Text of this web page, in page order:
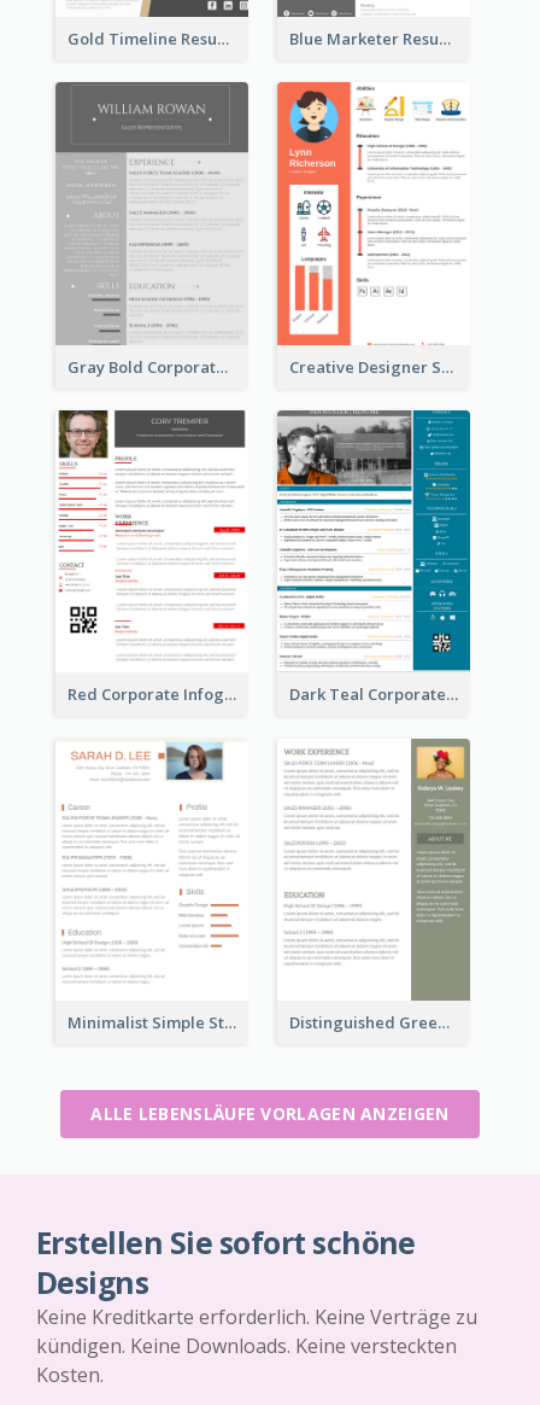
Gold Timeline Resume Blue Marketer Resume
Gray Bold Corporate Resume Creative Designer Student Resume
Red Corporate Infographic Resume Dark Teal Corporate Resume
Minimalist Simple Student Resume Distinguished Green Vintage Resume
ALLE LEBENSLÄUFE VORLAGEN ANZEIGEN
Erstellen Sie sofort schöne
Designs
Keine Kreditkarte erforderlich. Keine Verträge zu
kündigen. Keine Downloads. Keine versteckten
Kosten.